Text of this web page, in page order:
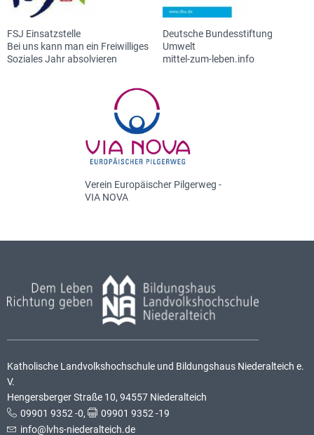
FSJ Einsatzstelle
Bei uns kann man ein Freiwilliges
Soziales Jahr absolvieren
Deutsche Bundesstiftung
Umwelt
mittel-zum-leben.info
Verein Europäischer Pilgerweg -
VIA NOVA
Katholische Landvolkshochschule und Bildungshaus Niederalteich e.
V.
Hengersberger Straße 10, 94557 Niederalteich
09901 9352 -0,
09901 9352 -19
info@lvhs-niederalteich.de